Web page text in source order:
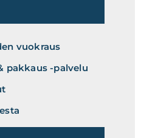
vuokraus
pakkaus -palvelu